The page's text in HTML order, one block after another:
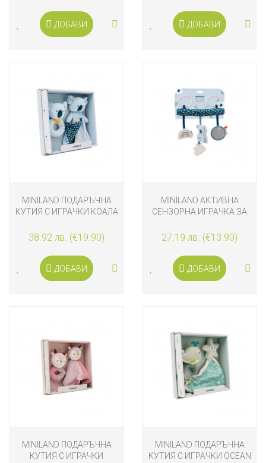
ДОБАВИ ДОБАВИ
MINILAND ПОДАРЪЧНА
КУТИЯ С ИГРАЧКИ КОАЛА
38.92 лв. (€19.90)
ДОБАВИ
MINILAND АКТИВНА
СЕНЗОРНА ИГРАЧКА ЗА
27.19 лв. (€13.90)
ДОБАВИ
MINILAND ПОДАРЪЧНА
КУТИЯ С ИГРАЧКИ
MINILAND ПОДАРЪЧНА
КУТИЯ С ИГРАЧКИ OCEAN